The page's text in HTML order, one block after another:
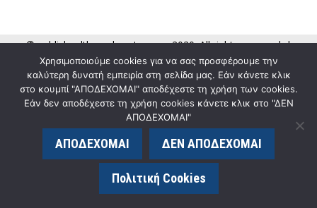
© publichealth.med.upatras.gr - 2020. All rights reserved. |
κατασκευή ιστοσελίδας eLogic.gr
Χρησιμοποιούμε cookies για να σας προσφέρουμε την
καλύτερη δυνατή εμπειρία στη σελίδα μας. Εάν κάνετε κλικ
στο κουμπί "ΑΠΟΔΕΧΟΜΑΙ" αποδέχεστε τη χρήση των cookies.
Εάν δεν αποδέχεστε τη χρήση cookies κάνετε κλικ στο "ΔΕΝ
ΑΠΟΔΕΧΟΜΑΙ"
ΑΠΟΔΕΧΟΜΑΙ ΔΕΝ ΑΠΟΔΕΧΟΜΑΙ
Πολιτική Cookies